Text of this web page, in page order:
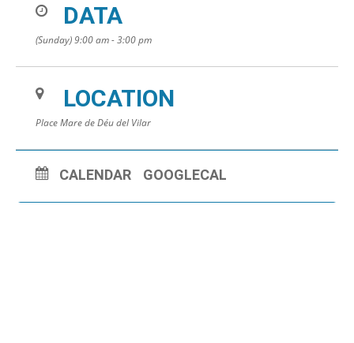
DATA
(Sunday) 9:00 am - 3:00 pm
LOCATION
Place Mare de Déu del Vilar
CALENDAR GOOGLECAL